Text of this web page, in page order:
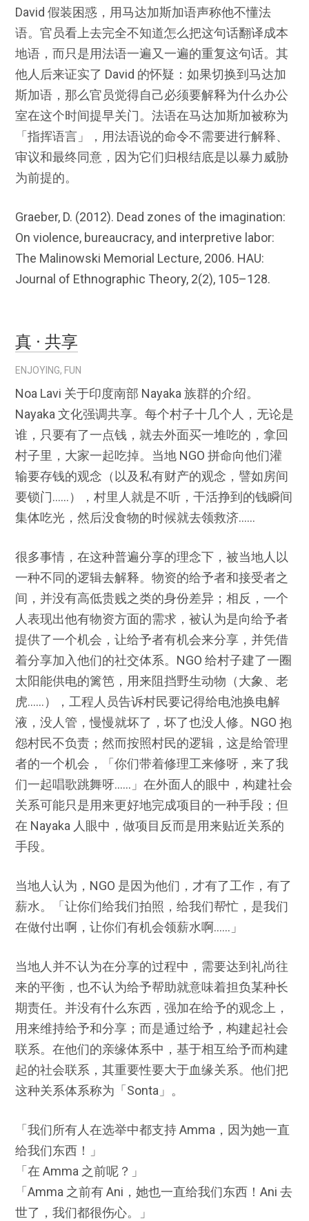
David 假装困惑，用马达加斯加语声称他不懂法
语。官员看上去完全不知道怎么把这句话翻译成本
地语，而只是用法语一遍又一遍的重复这句话。其
他人后来证实了 David 的怀疑：如果切换到马达加
斯加语，那么官员觉得自己必须要解释为什么办公
室在这个时间提早关门。法语在马达加斯加被称为
「指挥语言」，用法语说的命令不需要进行解释、
审议和最终同意，因为它们归根结底是以暴力威胁
为前提的。
Graeber, D. (2012). Dead zones of the imagination:
On violence, bureaucracy, and interpretive labor:
The Malinowski Memorial Lecture, 2006. HAU:
Journal of Ethnographic Theory, 2(2), 105–128.
真 · 共享
ENJOYING, FUN
Noa Lavi 关于印度南部 Nayaka 族群的介绍。
Nayaka 文化强调共享。每个村子十几个人，无论是
谁，只要有了一点钱，就去外面买一堆吃的，拿回
村子里，大家一起吃掉。当地 NGO 拼命向他们灌
输要存钱的观念（以及私有财产的观念，譬如房间
要锁门……），村里人就是不听，干活挣到的钱瞬间
集体吃光，然后没食物的时候就去领救济……
很多事情，在这种普遍分享的理念下，被当地人以
一种不同的逻辑去解释。物资的给予者和接受者之
间，并没有高低贵贱之类的身份差异；相反，一个
人表现出他有物资方面的需求，被认为是向给予者
提供了一个机会，让给予者有机会来分享，并凭借
着分享加入他们的社交体系。NGO 给村子建了一圈
太阳能供电的篱笆，用来阻挡野生动物（大象、老
虎……），工程人员告诉村民要记得给电池换电解
液，没人管，慢慢就坏了，坏了也没人修。NGO 抱
怨村民不负责；然而按照村民的逻辑，这是给管理
者的一个机会，「你们带着修理工来修呀，来了我
们一起唱歌跳舞呀……」在外面人的眼中，构建社会
关系可能只是用来更好地完成项目的一种手段；但
在 Nayaka 人眼中，做项目反而是用来贴近关系的
手段。
当地人认为，NGO 是因为他们，才有了工作，有了
薪水。「让你们给我们拍照，给我们帮忙，是我们
在做付出啊，让你们有机会领薪水啊……」
当地人并不认为在分享的过程中，需要达到礼尚往
来的平衡，也不认为给予帮助就意味着担负某种长
期责任。并没有什么东西，强加在给予的观念上，
用来维持给予和分享；而是通过给予，构建起社会
联系。在他们的亲缘体系中，基于相互给予而构建
起的社会联系，其重要性要大于血缘关系。他们把
这种关系体系称为「Sonta」。
「我们所有人在选举中都支持 Amma，因为她一直
给我们东西！」
「在 Amma 之前呢？」
「Amma 之前有 Ani，她也一直给我们东西！Ani 去
世了，我们都很伤心。」